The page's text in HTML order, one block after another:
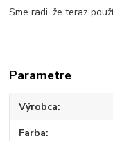
Sme radi, že teraz
Parametre
Výrobca
Farba